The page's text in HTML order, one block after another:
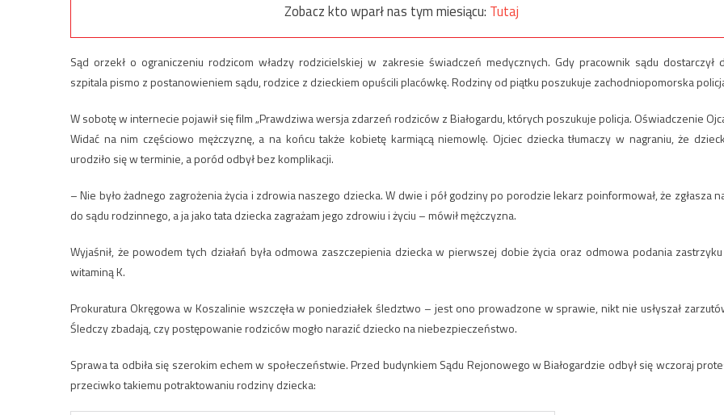
Zobacz kto wparł nas tym miesiącu: Tutaj
Sąd orzekł o ograniczeniu rodzicom władzy rodzicielskiej w zakresie świadczeń medycznych. Gdy pracownik sądu dostarczył
szpitala pismo z postanowieniem sądu, rodzice z dzieckiem opuścili placówkę. Rodziny od piątku poszukuje zachodniopomorska
W sobotę w internecie pojawił się film „Prawdziwa wersja zdarzeń rodziców z Białogardu, których poszukuje policja. Oświadczenie
Widać na nim częściowo mężczyznę, a na końcu także kobietę karmiącą niemowlę. Ojciec dziecka tłumaczy w nagraniu, że
urodziło się w terminie, a poród odbył bez komplikacji.
– Nie było żadnego zagrożenia życia i zdrowia naszego dziecka. W dwie i pół godziny po porodzie lekarz poinformował, że zgłasza
do sądu rodzinnego, a ja jako tata dziecka zagrażam jego zdrowiu i życiu – mówił mężczyzna.
Wyjaśnił, że powodem tych działań była odmowa zaszczepienia dziecka w pierwszej dobie życia oraz odmowa podania
witaminą K.
Prokuratura Okręgowa w Koszalinie wszczęła w poniedziałek śledztwo – jest ono prowadzone w sprawie, nikt nie usłyszał
Śledczy zbadają, czy postępowanie rodziców mogło narazić dziecko na niebezpieczeństwo.
Sprawa ta odbiła się szerokim echem w społeczeństwie. Przed budynkiem Sądu Rejonowego w Białogardzie odbył się wczoraj
przeciwko takiemu potraktowaniu rodziny dziecka: